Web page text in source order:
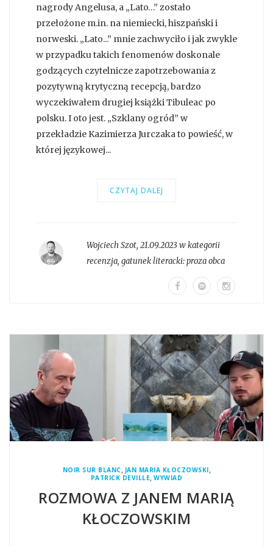
nagrody Angelusa, a „Lato…” zostało
przełożone m.in. na niemiecki, hiszpański i
norweski. „Lato...” mnie zachwyciło i jak zwykle
w przypadku takich fenomenów doskonale
godzących czytelnicze zapotrzebowania z
pozytywną krytyczną recepcją, bardzo
wyczekiwałem drugiej książki Tibuleac po
polsku. I oto jest. „Szklany ogród” w
przekładzie Kazimierza Jurczaka to powieść, w
której językowej...
CZYTAJ DALEJ
Wojciech Szot, 21.09.2023 w kategorii
recenzja, gatunek literacki:proza obca
NOIR SUR BLANC, JAN MARIA KŁOCZOWSKI,
PATRICK DEVILLE,WYWIAD
ROZMOWA Z JANEM MARIĄ
KŁOCZOWSKIM